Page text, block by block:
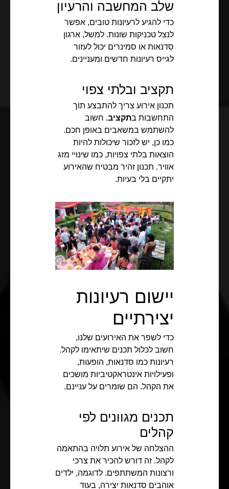
שלב המחשבה והרעיון
כדי להגיע לרעיונות טובים, אפשר
לנצל טכניקות שונות. למשל, ארגון
סדנאות או סמינרים יכול לעזור
לגייס רעיונות חדשים ומעניינים.
תקציב ובלתי צפוי
תכנון אירוע צריך להתבצע תוך
התחשבות בתקציב. חשוב
להשתמש במשאבים באופן חכם.
כמו כן, יש לזכור שיכולות להיות
הוצאות בלתי צפויות, כמו שינויי מזג
אוויר. תכנון זהיר מבטיח שהאירוע
יתקיים בלי בעיות.
יישום רעיונות
יצירתיים
כדי לשפר את האירועים שלנו,
חשוב לכלול תכנים שיתאימו לקהל.
רעיונות כמו סדנאות, הופעות,
ופעילויות אינטראקטיביות מושכים
את הקהל. הם שומרים על עניינם.
תכנים מגוונים לפי
קהלים
ההצלחה של אירוע תלויה בהתאמה
לקהל. זה דורש להכיר את צרכי
ורצונות המשתתפים. לדוגמה, ילדים
אוהבים סדנאות יצירה, בעוד